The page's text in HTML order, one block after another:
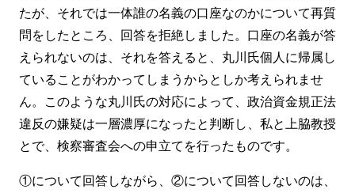
たが、それでは一体誰の名義の口座なのかについて再質
問をしたところ、回答を拒絶しました。口座の名義が答
えられないのは、それを答えると、丸川氏個人に帰属し
ていることがわかってしまうからとしか考えられませ
ん。このような丸川氏の対応によって、政治資金規正法
違反の嫌疑は一層濃厚になったと判断し、私と上脇教授
とで、検察審査会への申立てを行ったものです。
①について回答しながら、②について回答しないのは、